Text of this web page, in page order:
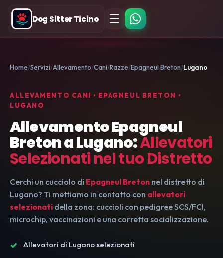
Dog Sitter Ticino
Home Servizi Allevamento Cani Razze Epagneul Breton Lugano
ALLEVAMENTO CANI • EPAGNEUL BRETON •
LUGANO
Allevamento Epagneul
Breton a Lugano:Allevatori
Selezionati nel tuo Distretto
Cerchi un cucciolo di Epagneul Breton nel distretto di
Lugano? Ti mettiamo in contatto con allevatori
selezionati della zona: cuccioli con pedigree SCS/FCI,
microchip, vaccinazioni e una corretta socializzazione.
Allevatori di Lugano selezionati